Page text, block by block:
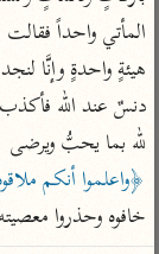
Type 1 or more
for results.
أمّهات
تفسير الطبري
تفسير ابن كثير
تفسير القرطبي
تفسير البغوي
دنسٌ عند الله فأكذب
لله بما يحبُّ ويرضى
﴿واعلموا أنكم
خافوه وحذروا